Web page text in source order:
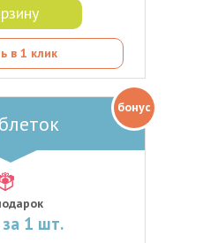
в 1 клик
за 1 шт.
бонус